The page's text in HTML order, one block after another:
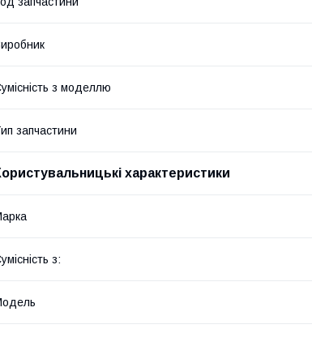
з моделлю
запчастини
характеристики
з: